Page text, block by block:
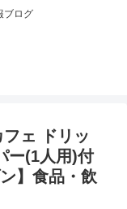
ブログ
ェ ドリッ
ー(1人用)付
】食品・飲